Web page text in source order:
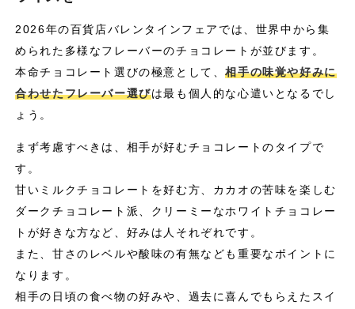
2026年の百貨店バレンタインフェアでは、世界中から集
められた多様なフレーバーのチョコレートが並びます。
本命チョコレート選びの極意として、相手の味覚や好みに
合わせたフレーバー選びは最も個人的な心遣いとなるでし
ょう。
まず考慮すべきは、相手が好むチョコレートのタイプで
す。
甘いミルクチョコレートを好む方、カカオの苦味を楽しむ
ダークチョコレート派、クリーミーなホワイトチョコレー
トが好きな方など、好みは人それぞれです。
また、甘さのレベルや酸味の有無なども重要なポイントに
なります。
相手の日頃の食べ物の好みや、過去に喜んでもらえたスイ